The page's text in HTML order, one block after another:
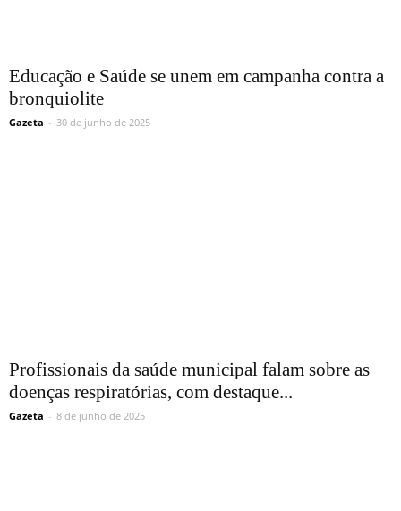
Educação e Saúde se unem em campanha contra a
bronquiolite
Gazeta - 30 de junho de 2025
Profissionais da saúde municipal falam sobre as
doenças respiratórias, com destaque...
Gazeta - 8 de junho de 2025